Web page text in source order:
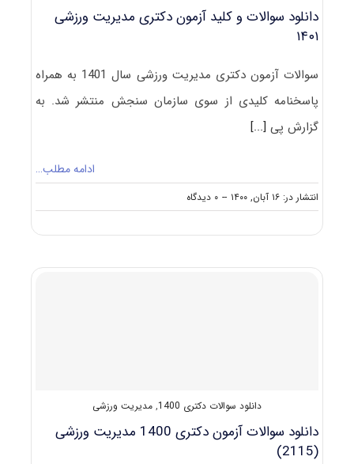
دانلود سوالات و کلید آزمون دکتری مدیریت ورزشی
۱۴۰۱
سوالات آزمون دکتری مدیریت ورزشی سال 1401 به همراه
پاسخنامه کلیدی از سوی سازمان سنجش منتشر شد. به
گزارش پی[...]
ادامه مطلب…
انتشار در: ۱۶ آبان, ۱۴۰۰ -- ۰ دیدگاه
on
دانلود
آزمون
دانلود سوالات دکتری 1400 , مدیریت ورزشی
دانلود سوالات آزمون دکتری 1400 مدیریت ورزشی
(2115)